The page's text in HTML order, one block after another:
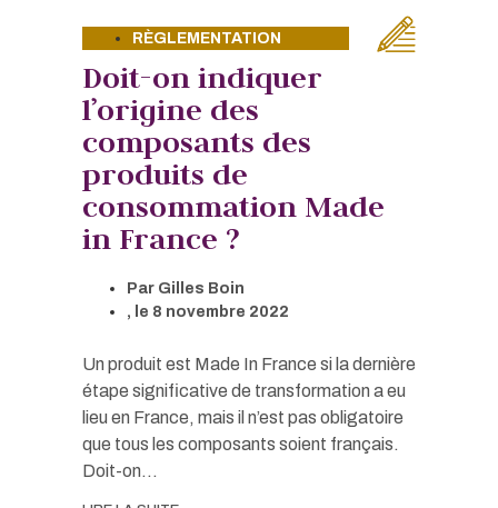
RÈGLEMENTATION
Doit-on indiquer
l’origine des
composants des
produits de
consommation Made
in France ?
Par Gilles Boin
, le 8 novembre 2022
Un produit est Made In France si la dernière
étape significative de transformation a eu
lieu en France, mais il n’est pas obligatoire
que tous les composants soient français.
Doit-on...